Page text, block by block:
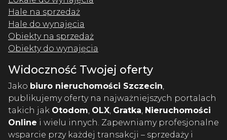
Hale na sprzedaż
Hale do wynajęcia
Obiekty na sprzedaż
Obiekty do wynajęcia
Widoczność Twojej oferty
Jako biuro nieruchomości Szczecin
publikujemy oferty na najważniejszych portalach
takich jak Otodom OLX Gratka Nieruchomości
Online i wielu innych. Zapewniamy profesjonalne
wsparcie przy każdej transakcji – sprzedaży i